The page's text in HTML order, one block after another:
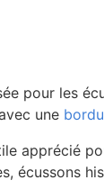
pour les
une
apprécié
écussons